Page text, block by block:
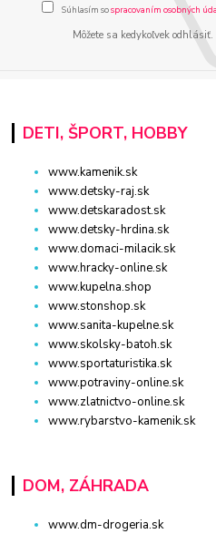
Súhlasím sospracovaním osobných
Môžete sa kedykoľvek
DETI, ŠPORT, HOBBY
www.kamenik.sk
www.detsky-raj.sk
www.detskaradost.sk
www.detsky-hrdina.sk
www.domaci-milacik.sk
www.hracky-online.sk
www.kupelna.shop
www.stonshop.sk
www.sanita-kupelne.sk
www.skolsky-batoh.sk
www.sportaturistika.sk
www.potraviny-online.sk
www.zlatnictvo-online.sk
www.rybarstvo-kamenik.sk
DOM, ZÁHRADA
www.dm-drogeria.sk